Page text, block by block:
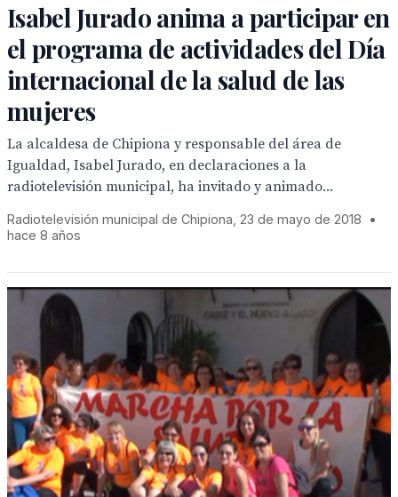
Isabel Jurado anima a participar en
el programa de actividades del Día
internacional de la salud de las
mujeres
La alcaldesa de Chipiona y responsable del área de
Igualdad, Isabel Jurado, en declaraciones a la
radiotelevisión municipal, ha invitado y animado...
Radiotelevisión municipal de Chipiona, 23 de mayo de 2018
•
hace 8 años